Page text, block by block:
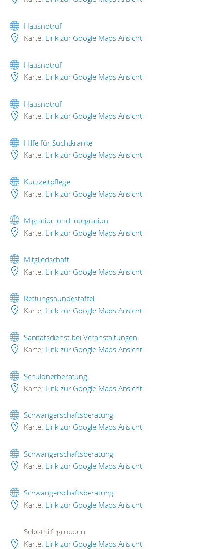
Hausnotruf
Karte: Link zur Google Maps Ansicht
Hausnotruf
Karte: Link zur Google Maps Ansicht
Hausnotruf
Karte: Link zur Google Maps Ansicht
Hilfe für Suchtkranke
Karte: Link zur Google Maps Ansicht
Kurzzeitpflege
Karte: Link zur Google Maps Ansicht
Migration und Integration
Karte: Link zur Google Maps Ansicht
Mitgliedschaft
Karte: Link zur Google Maps Ansicht
Rettungshundestaffel
Karte: Link zur Google Maps Ansicht
Sanitätsdienst bei Veranstaltungen
Karte: Link zur Google Maps Ansicht
Schuldnerberatung
Karte: Link zur Google Maps Ansicht
Schwangerschaftsberatung
Karte: Link zur Google Maps Ansicht
Schwangerschaftsberatung
Karte: Link zur Google Maps Ansicht
Schwangerschaftsberatung
Karte: Link zur Google Maps Ansicht
Selbsthilfegruppen
Karte: Link zur Google Maps Ansicht